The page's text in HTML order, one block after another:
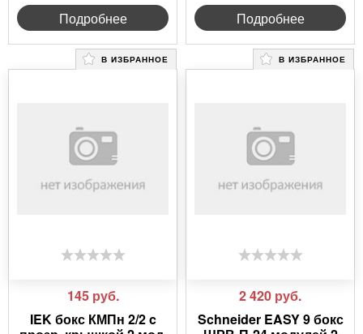
Подробнее
Подробнее
В ИЗБРАННОЕ
145 руб.
IEK бокс КМПн 2/2 c
В ИЗБРАННОЕ
2 420 руб.
Schneider EASY 9 бокс